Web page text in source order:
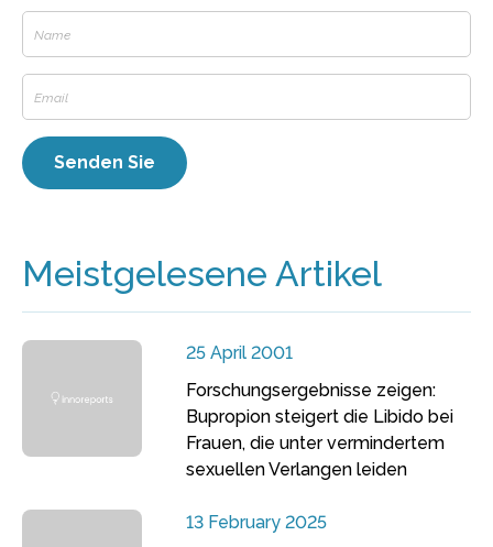
Meistgelesene Artikel
25 April 2001
Forschungsergebnisse zeigen:
Bupropion steigert die Libido bei
Frauen, die unter vermindertem
sexuellen Verlangen leiden
13 February 2025